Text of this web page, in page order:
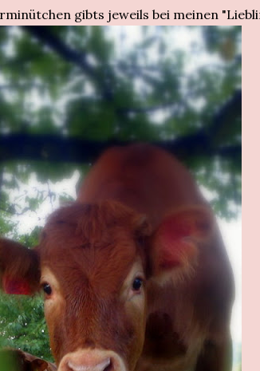
gibts jeweils bei meinen